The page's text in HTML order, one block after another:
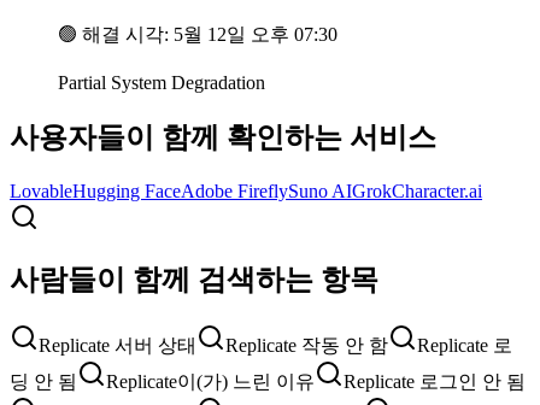
🟢 해결 시각: 5월 12일 오후 07:30
Partial System Degradation
사용자들이 함께 확인하는 서비스
LovableHugging FaceAdobe FireflySuno AIGrokCharacter.ai
사람들이 함께 검색하는 항목
Replicate 서버 상태 Replicate 작동 안 함
Replicate 로
딩 안 됨
Replicate이(가) 느린 이유
Replicate 로그인 안 됨